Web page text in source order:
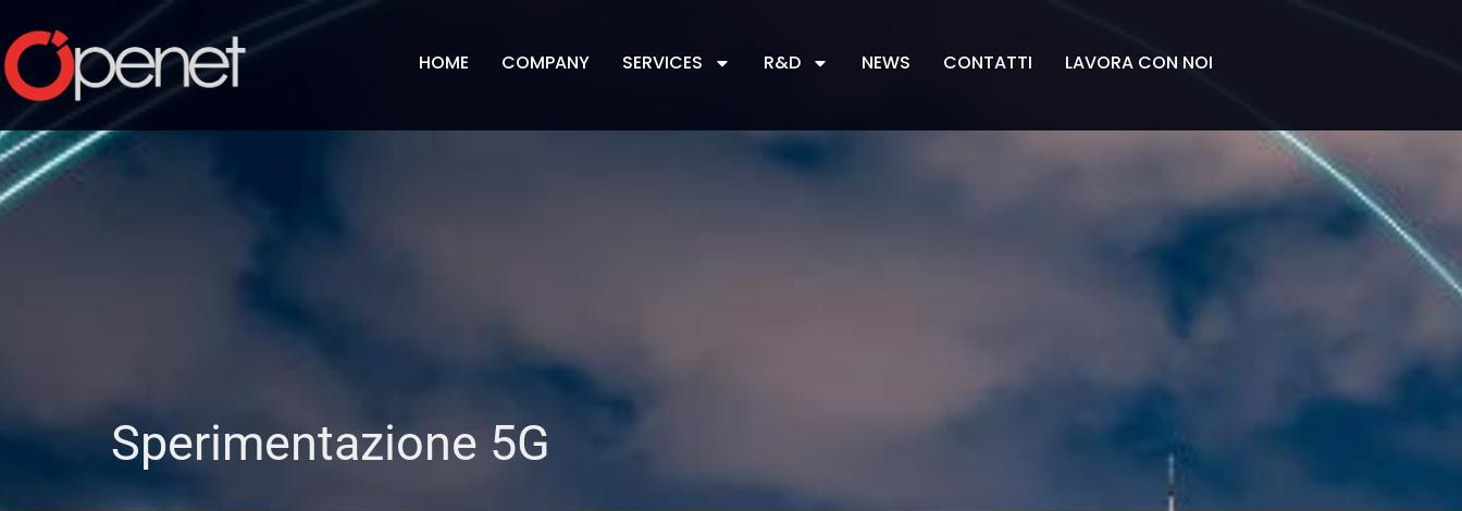
HOME COMPANY SERVICES R&D NEWS CONTATTI LAVORA CON NOI
Sperimentazione 5G